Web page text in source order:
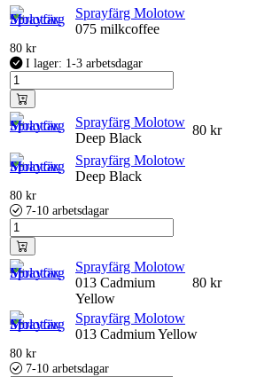
Sprayfärg Molotow
075 milkcoffee
80 kr
I lager: 1-3 arbetsdagar
Sprayfärg Molotow
Deep Black
80 kr
Sprayfärg Molotow
Deep Black
80 kr
7-10 arbetsdagar
Sprayfärg Molotow
013 Cadmium
Yellow
80 kr
Sprayfärg Molotow
013 Cadmium Yellow
80 kr
7-10 arbetsdagar